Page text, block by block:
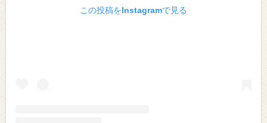
この投稿をInstagramで見る